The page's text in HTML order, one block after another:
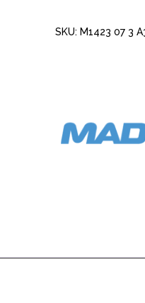
SKU: M1423 07 3